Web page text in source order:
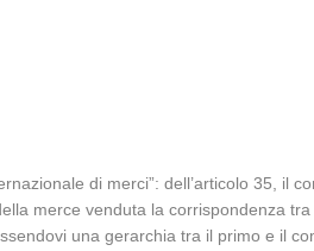
di merci”: dell’articolo 35, il
merce venduta la corrispondenza
una gerarchia tra il primo e il